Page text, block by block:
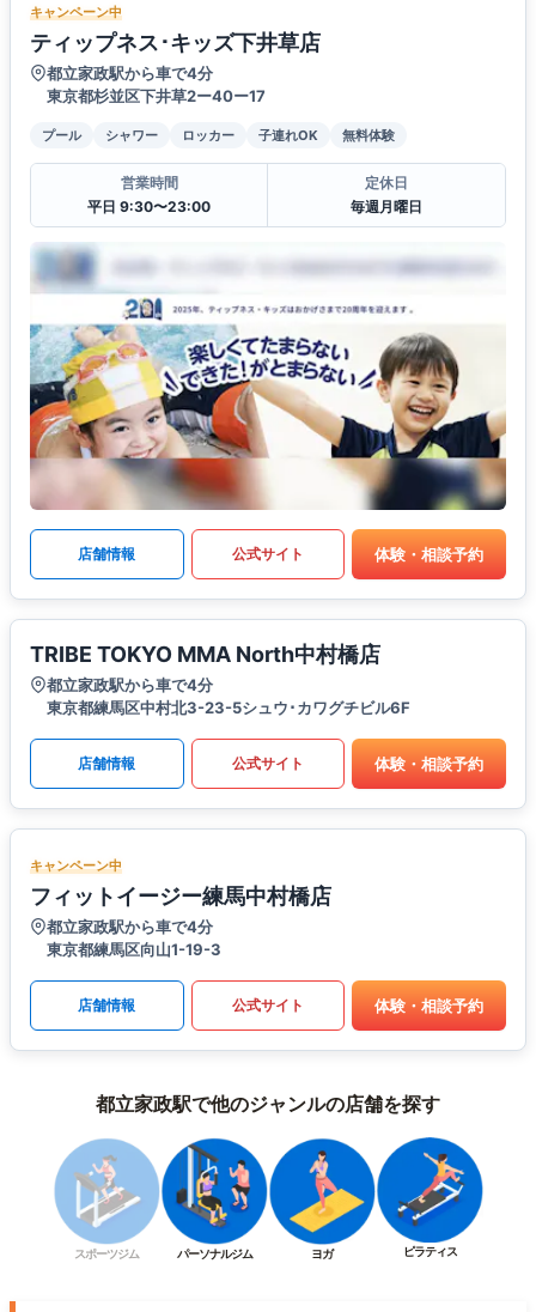
キャンペーン中
ティップネス･キッズ下井草店
都立家政駅から車で4分
東京都杉並区下井草2ー40ー17
プール シャワー ロッカー 子連れOK 無料体験
営業時間
平日 9:30〜23:00
定休日
毎週月曜日
店舗情報 公式サイト 体験・相談予約
TRIBE TOKYO MMA North中村橋店
都立家政駅から車で4分
東京都練馬区中村北3-23-5シュウ･カワグチビル6F
店舗情報 公式サイト 体験・相談予約
キャンペーン中
フィットイージー練馬中村橋店
都立家政駅から車で4分
東京都練馬区向山1-19-3
店舗情報 公式サイト 体験・相談予約
都立家政駅で他のジャンルの店舗を探す
スポーツジム パーソナルジム ヨガ ピラティス